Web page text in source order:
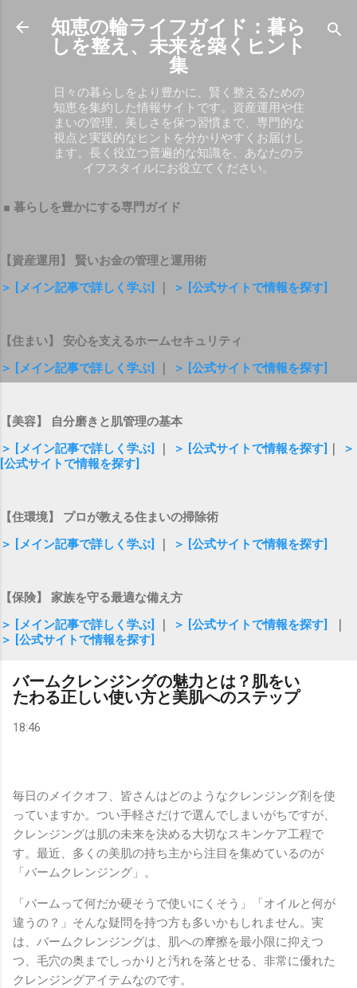
スキップしてメイン コンテンツに移動
知恵の輪ライフガイド：暮ら
しを整え、未来を築くヒント
集
日々の暮らしをより豊かに、賢く整えるための
知恵を集約した情報サイトです。資産運用や住
まいの管理、美しさを保つ習慣まで、専門的な
視点と実践的なヒントを分かりやすくお届けし
ます。長く役立つ普遍的な知識を、あなたのラ
イフスタイルにお役立てください。
■ 暮らしを豊かにする専門ガイド
【資産運用】 賢いお金の管理と運用術
＞ [メイン記事で詳しく学ぶ]
＞ [公式サイトで情報を探す]
【住まい】 安心を支えるホームセキュリティ
＞ [メイン記事で詳しく学ぶ]
＞ [公式サイトで情報を探す]
【美容】 自分磨きと肌管理の基本
＞ [メイン記事で詳しく学ぶ]
＞ [公式サイトで情報を探す]
＞
[公式サイトで情報を探す]
【住環境】 プロが教える住まいの掃除術
＞ [メイン記事で詳しく学ぶ]
＞ [公式サイトで情報を探す]
【保険】 家族を守る最適な備え方
＞ [メイン記事で詳しく学ぶ]
＞ [公式サイトで情報を探す]
＞ [公式サイトで情報を探す]
バームクレンジングの魅力とは？肌をい
たわる正しい使い方と美肌へのステップ
18:46
毎日のメイクオフ、皆さんはどのようなクレンジング剤を使
っていますか。つい手軽さだけで選んでしまいがちですが、
クレンジングは肌の未来を決める大切なスキンケア工程で
す。最近、多くの美肌の持ち主から注目を集めているのが
「バームクレンジング」。
「バームって何だか硬そうで使いにくそう」「オイルと何が
違うの？」そんな疑問を持つ方も多いかもしれません。実
は、バームクレンジングは、肌への摩擦を最小限に抑えつ
つ、毛穴の奥までしっかりと汚れを落とせる、非常に優れた
クレンジングアイテムなのです。